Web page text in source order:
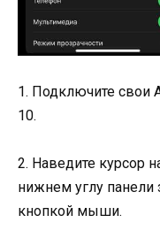
1. Подключите свои
10.
2. Наведите курсор
нижнем углу панели
кнопкой мыши.